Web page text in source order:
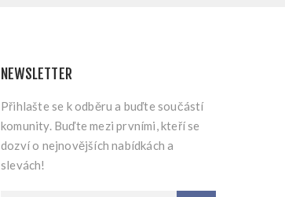
NEWSLETTER
Přihlašte se k odběru a buďte součástí
komunity. Buďte mezi prvními, kteří se
dozví o nejnovějších nabídkách a
slevách!